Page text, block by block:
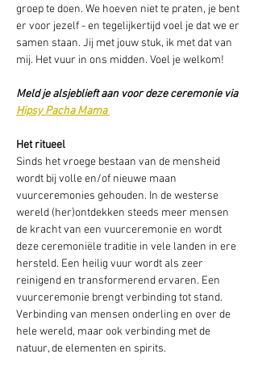
groep te doen. We hoeven niet te praten, je bent
er voor jezelf - en tegelijkertijd voel je dat we er
samen staan. Jij met jouw stuk, ik met dat van
mij. Het vuur in ons midden. Voel je welkom!
Meld je alsjeblieft aan voor deze ceremonie via
Hipsy Pacha Mama
Het ritueel
Sinds het vroege bestaan van de mensheid
wordt bij volle en/of nieuwe maan
vuurceremonies gehouden. In de westerse
wereld (her)ontdekken steeds meer mensen
de kracht van een vuurceremonie en wordt
deze ceremoniële traditie in vele landen in ere
hersteld. Een heilig vuur wordt als zeer
reinigend en transformerend ervaren. Een
vuurceremonie brengt verbinding tot stand.
Verbinding van mensen onderling en over de
hele wereld, maar ook verbinding met de
natuur, de elementen en spirits.